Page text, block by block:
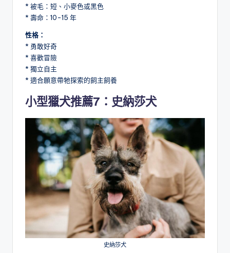
* 被毛：短、小麥色或黑色
* 壽命：10-15 年
性格：
* 勇敢好奇
* 喜歡冒險
* 獨立自主
* 適合願意帶牠探索的飼主飼養
小型獵犬推薦7：史納莎犬
史納莎犬